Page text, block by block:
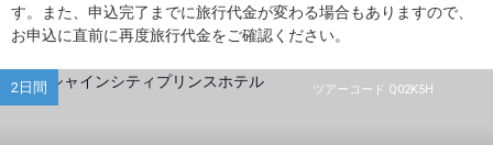
す。また、申込完了までに旅行代金が変わる場合もありますので、
お申込に直前に再度旅行代金をご確認ください。
ツアーコード Q02K5H
2日間